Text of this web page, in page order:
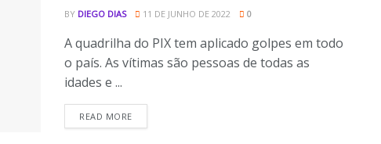
BY DIEGO DIAS 11 DE JUNHO DE 2022 0
A quadrilha do PIX tem aplicado golpes em todo
o país. As vítimas são pessoas de todas as
idades e ...
READ MORE